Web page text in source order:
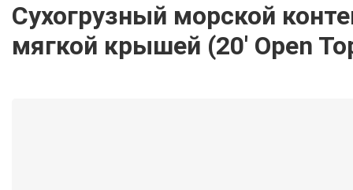
Сухогрузный морской контейнер 20 футов с открывающейся
мягкой крышей (20′ Open